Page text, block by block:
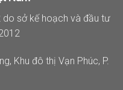
sở kế hoạch và đầu tư
Khu đô thị Vạn Phúc, P.